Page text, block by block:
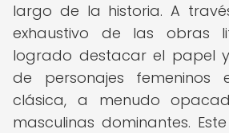
largo de la historia. A
exhaustivo de las obras
logrado destacar el papel
de personajes femeninos
clásica, a menudo
masculinas dominantes.